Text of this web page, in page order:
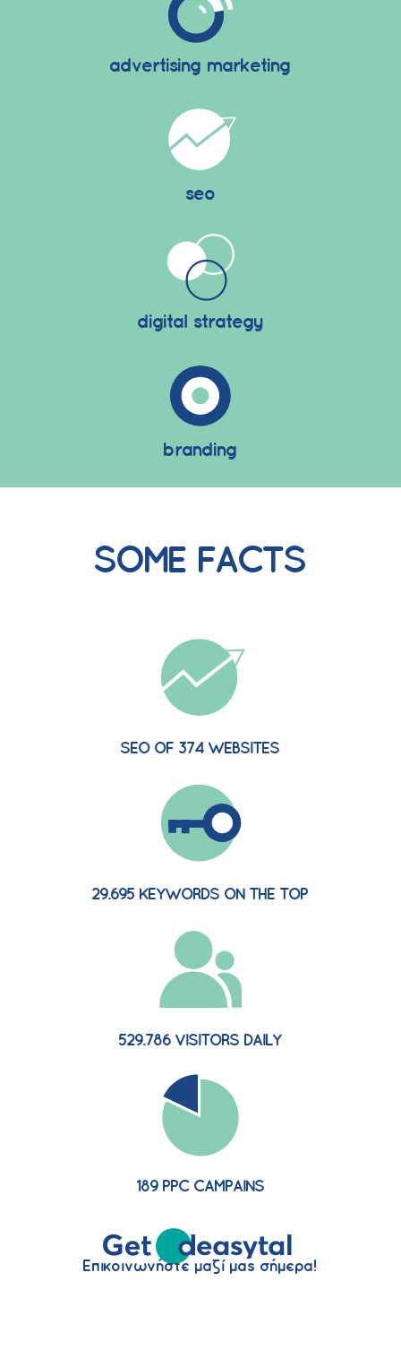
advertising marketing
seo
digital strategy
branding
SOME FACTS
SEO OF 374 WEBSITES
29.695 KEYWORDS ON THE TOP
529.786 VISITORS DAILY
189 PPC CAMPAINS
Επικοινωνήστε μαζί μας σήμερα!